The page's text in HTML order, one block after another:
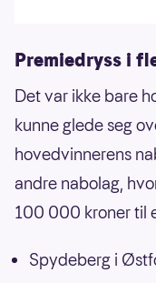
Premiedryss i
Det var ikke bare
kunne glede seg
hovedvinnerens
andre nabolag,
100 000 kroner til
Spydeberg i